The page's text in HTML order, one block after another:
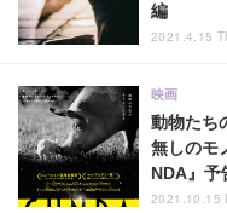
編
2021.4.15
動物たち
無しのモ
NDA』予
映画
2021.10.15